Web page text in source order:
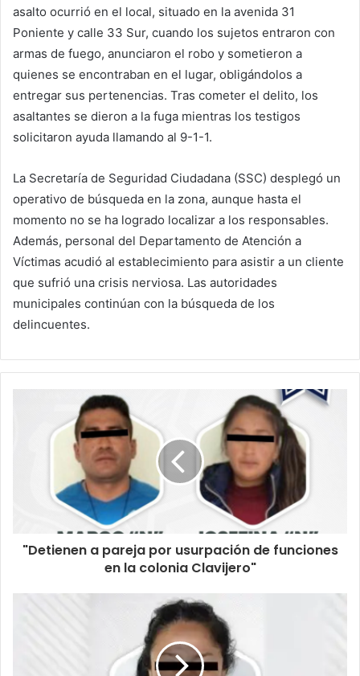
asalto ocurrió en el local, situado en la avenida 31
Poniente y calle 33 Sur, cuando los sujetos entraron con
armas de fuego, anunciaron el robo y sometieron a
quienes se encontraban en el lugar, obligándolos a
entregar sus pertenencias. Tras cometer el delito, los
asaltantes se dieron a la fuga mientras los testigos
solicitaron ayuda llamando al 9-1-1.
La Secretaría de Seguridad Ciudadana (SSC) desplegó un
operativo de búsqueda en la zona, aunque hasta el
momento no se ha logrado localizar a los responsables.
Además, personal del Departamento de Atención a
Víctimas acudió al establecimiento para asistir a un cliente
que sufrió una crisis nerviosa. Las autoridades
municipales continúan con la búsqueda de los
delincuentes.
"Detienen a pareja por usurpación de funciones
en la colonia Clavijero"